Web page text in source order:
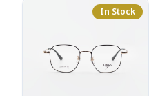
In Stock